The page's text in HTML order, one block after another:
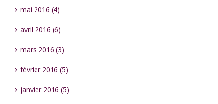
mai 2016 (4)
avril 2016 (6)
mars 2016 (3)
février 2016 (5)
janvier 2016 (5)